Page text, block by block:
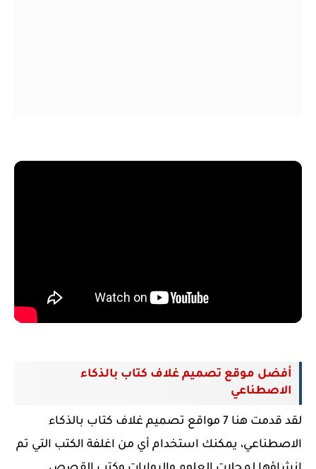
أفضل موقع تصميم غلاف كتاب بالذكاء
الاصطناعي
لقد قدمت هنا 7 مواقع تصميم غلاف كتاب بالذكاء
الاصطناعي، يمكنك استخدام أي من اغلفة الكتب التي تم